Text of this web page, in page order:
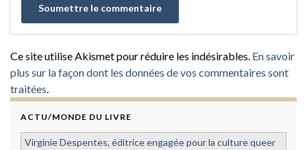
Ce site utilise Akismet pour réduire les indésirables. En savoir
plus sur la façon dont les données de vos commentaires sont
traitées.
ACTU/MONDE DU LIVRE
Virginie Despentes, éditrice engagée pour la culture queer